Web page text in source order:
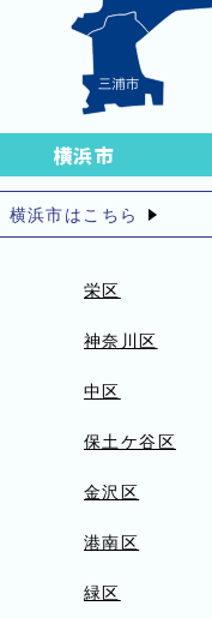
横浜市
横浜市はこちら
栄区
神奈川区
中区
保土ケ谷区
金沢区
港南区
緑区